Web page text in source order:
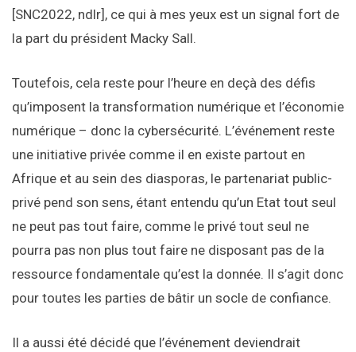
[SNC2022, ndlr], ce qui à mes yeux est un signal fort de
la part du président Macky Sall.
Toutefois, cela reste pour l’heure en deçà des défis
qu’imposent la transformation numérique et l’économie
numérique – donc la cybersécurité. L’événement reste
une initiative privée comme il en existe partout en
Afrique et au sein des diasporas, le partenariat public-
privé pend son sens, étant entendu qu’un Etat tout seul
ne peut pas tout faire, comme le privé tout seul ne
pourra pas non plus tout faire ne disposant pas de la
ressource fondamentale qu’est la donnée. Il s’agit donc
pour toutes les parties de bâtir un socle de confiance.
Il a aussi été décidé que l’événement deviendrait